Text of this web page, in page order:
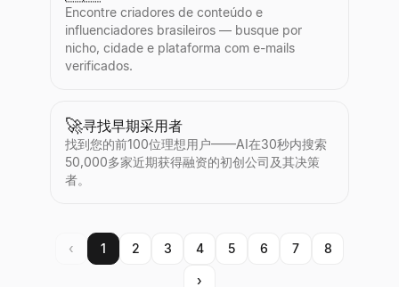
Encontre criadores de conteúdo e
influenciadores brasileiros — busque por
nicho, cidade e plataforma com e-mails
verificados.
🚀寻找早期采用者
找到您的前100位理想用户——AI在30秒内搜索
50,000多家近期获得融资的初创公司及其决策
者。
‹ 1 2 3 4 5 6 7 8
›